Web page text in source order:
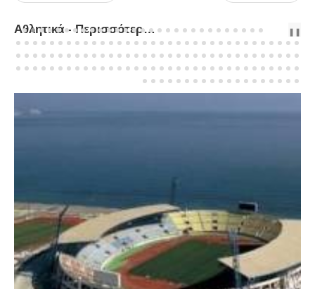
Αθλητικά - Περισσότερα Άρθρα... PREVNEXT
❚❚